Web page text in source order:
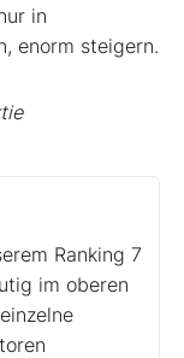
in
enorm steigern.
Ranking 7
im oberen